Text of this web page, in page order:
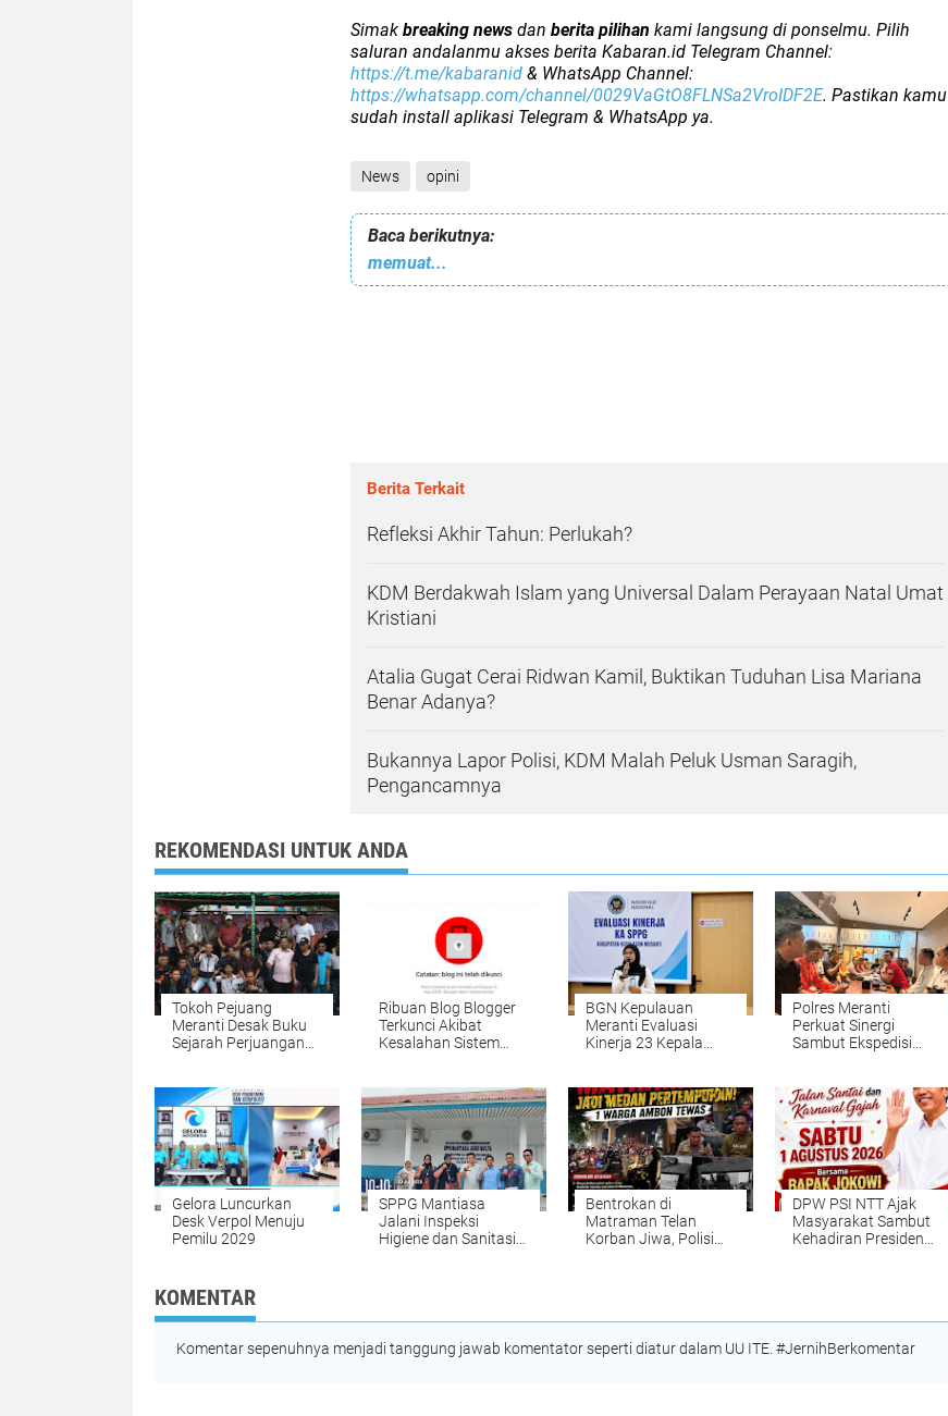
Simak breaking news dan berita pilihan kami langsung di ponselmu. Pilih
saluran andalanmu akses berita Kabaran.id Telegram Channel:
https://t.me/kabaranid & WhatsApp Channel:
https://whatsapp.com/channel/0029VaGtO8FLNSa2VroIDF2E. Pastikan kamu
sudah install aplikasi Telegram & WhatsApp ya.
News opini
Baca berikutnya:
memuat...
Berita Terkait
Refleksi Akhir Tahun: Perlukah?
KDM Berdakwah Islam yang Universal Dalam Perayaan Natal Umat
Kristiani
Atalia Gugat Cerai Ridwan Kamil, Buktikan Tuduhan Lisa Mariana
Benar Adanya?
Bukannya Lapor Polisi, KDM Malah Peluk Usman Saragih,
Pengancamnya
REKOMENDASI UNTUK ANDA
Tokoh Pejuang
Meranti Desak Buku
Sejarah Perjuangan
Ribuan Blog Blogger
Terkunci Akibat
Kesalahan Sistem
BGN Kepulauan
Meranti Evaluasi
Kinerja 23 Kepala
Polres Meranti
Perkuat Sinergi
Sambut Ekspedisi
Gelora Luncurkan
Desk Verpol Menuju
Pemilu 2029
SPPG Mantiasa
Jalani Inspeksi
Higiene dan Sanitasi
Bentrokan di
Matraman Telan
Korban Jiwa, Polisi
DPW PSI NTT Ajak
Masyarakat Sambut
Kehadiran Presiden
KOMENTAR
Komentar sepenuhnya menjadi tanggung jawab komentator seperti diatur dalam UU ITE. #JernihBerkomentar